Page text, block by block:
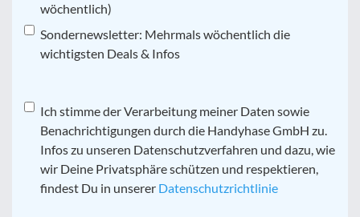
wöchentlich)
Sondernewsletter: Mehrmals wöchentlich die
wichtigsten Deals & Infos
Datenschutz*
Ich stimme der Verarbeitung meiner Daten sowie
Benachrichtigungen durch die Handyhase GmbH zu.
Infos zu unseren Datenschutzverfahren und dazu, wie
wir Deine Privatsphäre schützen und respektieren,
findest Du in unserer Datenschutzrichtlinie